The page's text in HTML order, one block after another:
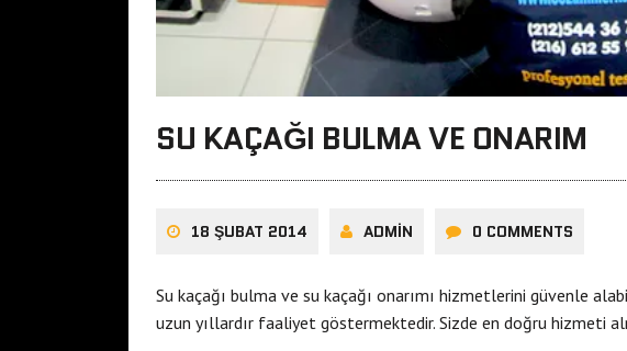
SU KAÇAĞI BULMA VE ONARIM
18 ŞUBAT 2014 ADMIN 0 COMMENTS
Su kaçağı bulma ve su kaçağı onarımı hizmetlerini güvenle
uzun yıllardır faaliyet göstermektedir. Sizde en doğru hizmeti